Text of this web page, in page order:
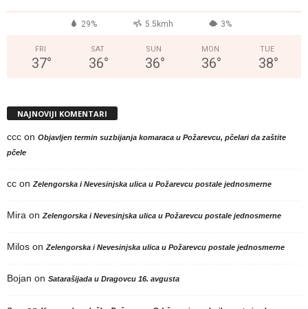
29% 5.5kmh 3%
FRI
37°
SAT
36°
SUN
36°
MON
36°
TUE
38°
NAJNOVIJI KOMENTARI
ccc on Objavljen termin suzbijanja komaraca u Požarevcu, pčelari da zaštite
pčele
cc on Zelengorska i Nevesinjska ulica u Požarevcu postale jednosmerne
Mira on Zelengorska i Nevesinjska ulica u Požarevcu postale jednosmerne
Milos on Zelengorska i Nevesinjska ulica u Požarevcu postale jednosmerne
Bojan on Satarašijada u Dragovcu 16. avgusta